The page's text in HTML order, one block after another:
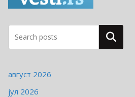
р
Pretraga
август 2026
јул 2026